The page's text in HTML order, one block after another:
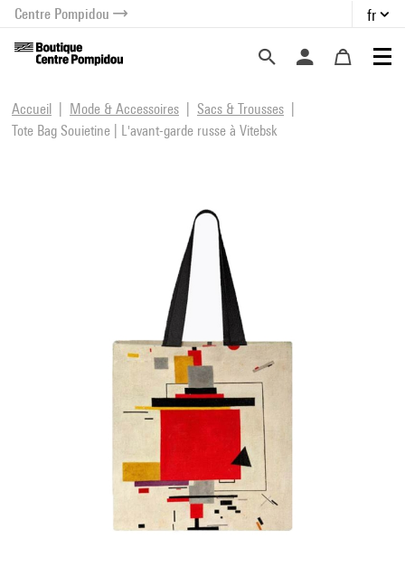
menu
contenu
Centre Pompidou fr
Accueil Mode & Accessoires
Sacs & Trousses
Tote Bag Souietine | L'avant-garde russe à Vitebsk